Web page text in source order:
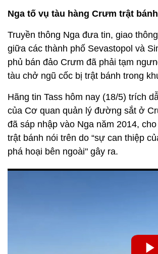
Nga tố vụ tàu hàng Crưm trật
Truyền thông Nga đưa tin, giao
giữa các thành phố Sevastopol và
phủ bán đảo Crưm đã phải tạm
tàu chở ngũ cốc bị trật bánh trong
Hãng tin Tass hôm nay (18/5) trích
của Cơ quan quản lý đường sắt ở
đã sáp nhập vào Nga năm 2014,
trật bánh nói trên do “sự can thiệp
phá hoại bên ngoài" gây ra.